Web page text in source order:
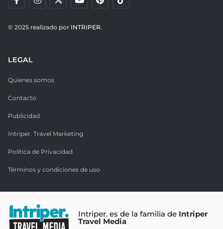
© 2025 realizado por INTRIPER.
LEGAL
Quienes somos
Contacto
Publicidad
Intriper. Travel Marketing
Política de Privacidad
Términos y condiciones de uso
Intriper. es de la familia de Intriper
Travel Media